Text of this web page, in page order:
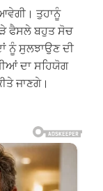
ਤੁਹਾਨੂੰ
ਫੈਸਲੇ ਬਹੁਤ ਸੋਚ
ਨੂੰ ਸੁਲਝਾਉਣ ਦੀ
ਦਾ ਸਹਿਯੋਗ
ਜਾਣਗੇ।